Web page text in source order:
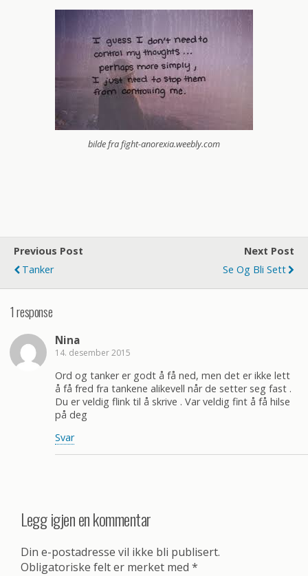
bilde fra fight-anorexia.weebly.com
Previous Post
Tanker
Next Post
Se Og Bli Sett
1 response
Nina
14. desember 2015
Ord og tanker er godt å få ned, men det er ikke lett
å få fred fra tankene alikevell når de setter seg fast .
Du er veldig flink til å skrive . Var veldig fint å få hilse
på deg
Svar
Legg igjen en kommentar
Din e-postadresse vil ikke bli publisert.
Obligatoriske felt er merket med *